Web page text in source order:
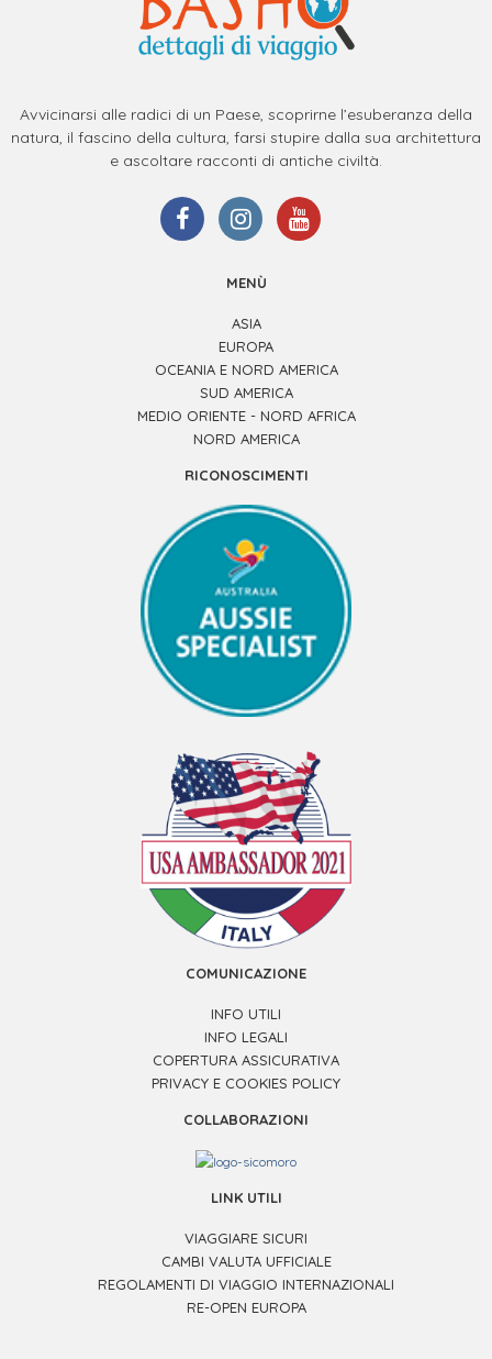
Avvicinarsi alle radici di un Paese, scoprirne l’esuberanza della
natura, il fascino della cultura, farsi stupire dalla sua architettura
e ascoltare racconti di antiche civiltà.
MENÙ
ASIA
EUROPA
OCEANIA E NORD AMERICA
SUD AMERICA
MEDIO ORIENTE - NORD AFRICA
NORD AMERICA
RICONOSCIMENTI
COMUNICAZIONE
INFO UTILI
INFO LEGALI
COPERTURA ASSICURATIVA
PRIVACY E COOKIES POLICY
COLLABORAZIONI
LINK UTILI
VIAGGIARE SICURI
CAMBI VALUTA UFFICIALE
REGOLAMENTI DI VIAGGIO INTERNAZIONALI
RE-OPEN EUROPA